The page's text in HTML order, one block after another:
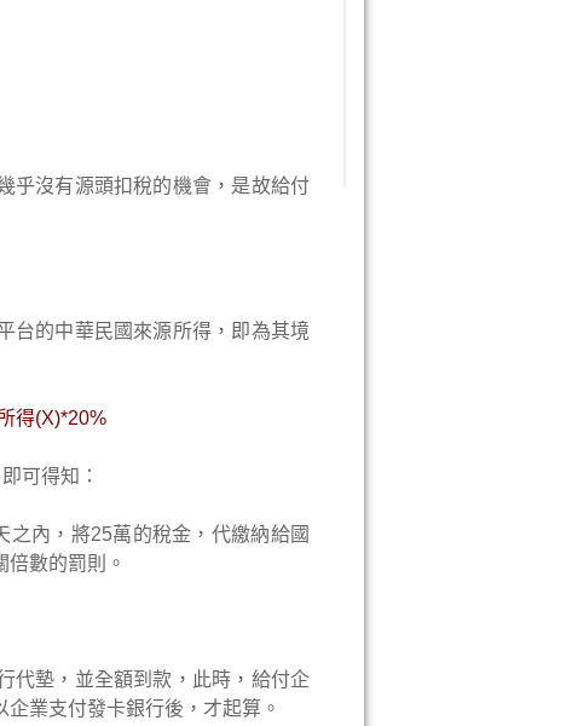
乎沒有源頭扣稅的機會，是故給付
台的中華民國來源所得，即為其境
得(X)*20%
可得知：
內，將25萬的稅金，代繳納給國
數的罰則。
代墊，並全額到款，此時，給付企
業支付發卡銀行後，才起算。